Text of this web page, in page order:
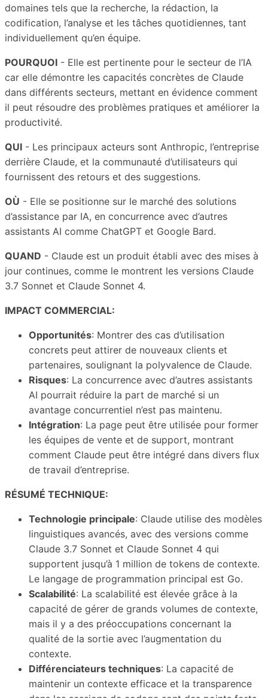
domaines tels que la recherche, la rédaction, la
codification, l’analyse et les tâches quotidiennes, tant
individuellement qu’en équipe.
POURQUOI - Elle est pertinente pour le secteur de l’IA
car elle démontre les capacités concrètes de Claude
dans différents secteurs, mettant en évidence comment
il peut résoudre des problèmes pratiques et améliorer la
productivité.
QUI - Les principaux acteurs sont Anthropic, l’entreprise
derrière Claude, et la communauté d’utilisateurs qui
fournissent des retours et des suggestions.
OÙ - Elle se positionne sur le marché des solutions
d’assistance par IA, en concurrence avec d’autres
assistants AI comme ChatGPT et Google Bard.
QUAND - Claude est un produit établi avec des mises à
jour continues, comme le montrent les versions Claude
3.7 Sonnet et Claude Sonnet 4.
IMPACT COMMERCIAL:
Opportunités: Montrer des cas d’utilisation
concrets peut attirer de nouveaux clients et
partenaires, soulignant la polyvalence de Claude.
Risques: La concurrence avec d’autres assistants
AI pourrait réduire la part de marché si un
avantage concurrentiel n’est pas maintenu.
Intégration: La page peut être utilisée pour former
les équipes de vente et de support, montrant
comment Claude peut être intégré dans divers flux
de travail d’entreprise.
RÉSUMÉ TECHNIQUE:
Technologie principale: Claude utilise des modèles
linguistiques avancés, avec des versions comme
Claude 3.7 Sonnet et Claude Sonnet 4 qui
supportent jusqu’à 1 million de tokens de contexte.
Le langage de programmation principal est Go.
Scalabilité: La scalabilité est élevée grâce à la
capacité de gérer de grands volumes de contexte,
mais il y a des préoccupations concernant la
qualité de la sortie avec l’augmentation du
contexte.
Différenciateurs techniques: La capacité de
maintenir un contexte efficace et la transparence